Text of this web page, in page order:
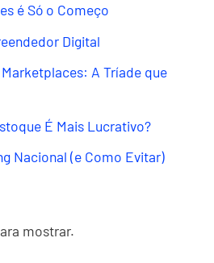
é Só o Começo
Digital
A Tríade que
É Mais Lucrativo?
Nacional (e Como Evitar)
mostrar.